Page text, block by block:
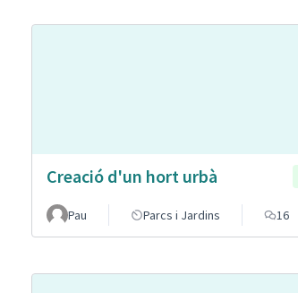
Creació d'un hort urbà
Pau Parcs i Jardins 16